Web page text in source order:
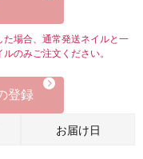
場合、通常発送ネイルと一
のみご注文ください。
登録
お届け日